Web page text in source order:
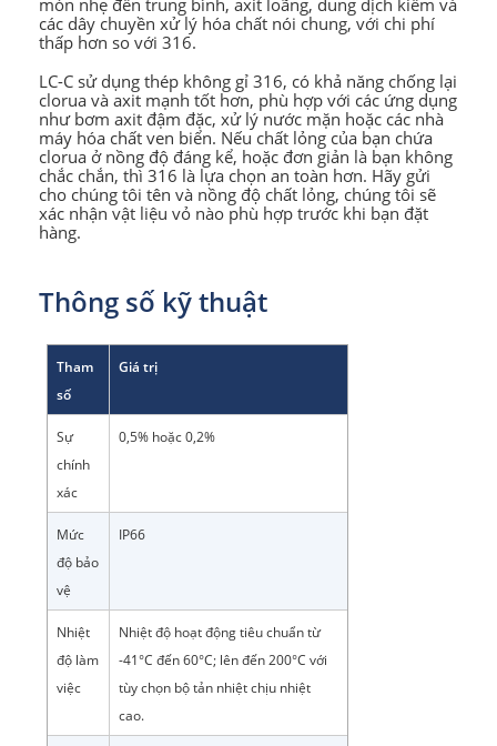
các dây chuyền xử lý hóa chất nói chung, với chi phí
thấp hơn so với 316.
LC-C sử dụng thép không gỉ 316, có khả năng chống lại
clorua và axit mạnh tốt hơn, phù hợp với các ứng dụng
như bơm axit đậm đặc, xử lý nước mặn hoặc các nhà
máy hóa chất ven biển. Nếu chất lỏng của bạn chứa
clorua ở nồng độ đáng kể, hoặc đơn giản là bạn không
chắc chắn, thì 316 là lựa chọn an toàn hơn. Hãy gửi
cho chúng tôi tên và nồng độ chất lỏng, chúng tôi sẽ
xác nhận vật liệu vỏ nào phù hợp trước khi bạn đặt
hàng.
Thông số kỹ thuật
Tham
số
Giá trị
Sự
chính
xác
0,5% hoặc 0,2%
Mức
độ bảo
vệ
IP66
Nhiệt
độ làm
việc
Nhiệt độ hoạt động tiêu chuẩn từ
-41°C đến 60°C; lên đến 200°C với
tùy chọn bộ tản nhiệt chịu nhiệt
cao.